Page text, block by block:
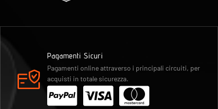
Pagamenti Sicuri
Pagamenti online attraverso i principali circuiti, per
acquisti in totale sicurezza.